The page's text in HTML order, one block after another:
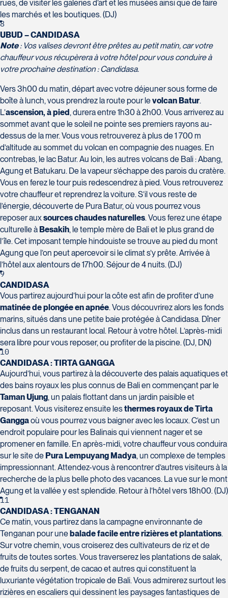
rues, de visiter les galeries d’art et les musées ainsi que de faire
les marchés et les boutiques. (DJ)
8
UBUD – CANDIDASA
Note: Vos valises devront être prêtes au petit matin, car votre
chauffeur vous récupèrera à votre hôtel pour vous conduire à
votre prochaine destination : Candidasa.
Vers 3h00 du matin, départ avec votre déjeuner sous forme de
boîte à lunch, vous prendrez la route pour levolcan Batur.
L’ascension, à pied, durera entre 1h30 à 2h00. Vous arriverez au
sommet avant que le soleil ne pointe ses premiers rayons au-
dessus de la mer. Vous vous retrouverez à plus de 1 700 m
d’altitude au sommet du volcan en compagnie des nuages. En
contrebas, le lac Batur. Au loin, les autres volcans de Bali : Abang,
Agung et Batukaru. De la vapeur s’échappe des parois du cratère.
Vous en ferez le tour puis redescendrez à pied. Vous retrouverez
votre chauffeur et reprendrez la voiture. S’il vous reste de
l’énergie, découverte de Pura Batur, où vous pourrez vous
reposer auxsources chaudes naturelles. Vous ferez une étape
culturelle à Besakih, le temple mère de Bali et le plus grand de
l’île. Cet imposant temple hindouiste se trouve au pied du mont
Agung que l’on peut apercevoir si le climat s’y prête. Arrivée à
l’hôtel aux alentours de 17h00. Séjour de 4 nuits. (DJ)
9
CANDIDASA
Vous partirez aujourd’hui pour la côte est afin de profiter d’une
matinée de plongée en apnée. Vous découvrirez alors les fonds
marins, situés dans une petite baie protégée à Candidasa. Dîner
inclus dans un restaurant local. Retour à votre hôtel. L’après-midi
sera libre pour vous reposer, ou profiter de la piscine. (DJ, DN)
10
CANDIDASA : TIRTA GANGGA
Aujourd’hui, vous partirez à la découverte des palais aquatiques et
des bains royaux les plus connus de Bali en commençant par le
Taman Ujung, un palais flottant dans un jardin paisible et
reposant. Vous visiterez ensuite lesthermes royaux de Tirta
Ganggaoù vous pourrez vous baigner avec les locaux. C’est un
endroit populaire pour les Balinais qui viennent nager et se
promener en famille. En après-midi, votre chauffeur vous conduira
sur le site de Pura Lempuyang Madya, un complexe de temples
impressionnant. Attendez-vous à rencontrer d’autres visiteurs à la
recherche de la plus belle photo des vacances. La vue sur le mont
Agung et la vallée y est splendide. Retour à l’hôtel vers 18h00. (DJ)
11
CANDIDASA : TENGANAN
Ce matin, vous partirez dans la campagne environnante de
Tenganan pour une balade facile entre rizières et plantations.
Sur votre chemin, vous croiserez des cultivateurs de riz et de
fruits de toutes sortes. Vous traverserez les plantations de salak,
de fruits du serpent, de cacao et autres qui constituent la
luxuriante végétation tropicale de Bali. Vous admirerez surtout les
rizières en escaliers qui dessinent les paysages fantastiques de
Voyages Transat St-Bruno
117 Boulevard Les Promenades -
Promenades St-Bruno
Saint-Bruno-de-Montarville
J3V 5K2
Tél :450-441-1220 / 1-833-487-9323
Voyages Plein Soleil
4100 Boulevard de l'Auvergne - Suite 108
G2C 1T8
Tél :418-847-1023 / 1-888-686-0049
Voyages Thomassin St-Hilaire
1100 Boulevard de La Chaudière #129
Québec
G1Y 0A1
Tél :418-948-8488